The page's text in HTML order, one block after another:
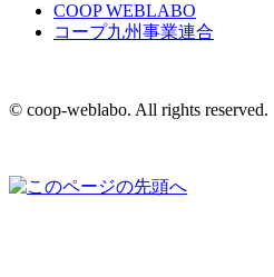
COOP WEBLABO
コープ九州事業連合
© coop-weblabo. All rights reserved.